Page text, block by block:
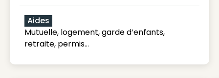
Aides
Mutuelle, logement, garde d’enfants,
retraite, permis…